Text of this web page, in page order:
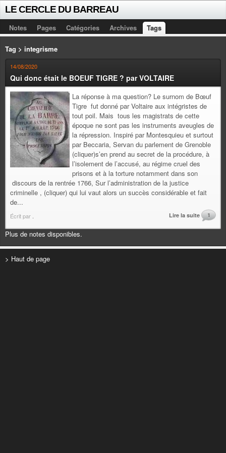
LE CERCLE DU BARREAU
Notes Pages Catégories Archives Tags
Tag > integrisme
14/08/2020
Qui donc était le BOEUF TIGRE ? par VOLTAIRE
La réponse à ma question? Le surnom de Bœuf
Tigre fut donné par Voltaire aux intégristes de
tout poil. Mais tous les magistrats de cette
époque ne sont pas les instruments aveugles de
la répression. Inspiré par Montesquieu et surtout
par Beccaria, Servan du parlement de Grenoble
(cliquer)s’en prend au secret de la procédure, à
l’isolement de l’accusé, au régime cruel des
prisons et à la torture notamment dans son
discours de la rentrée 1766, Sur l’administration de la justice
criminelle , (cliquer) qui lui vaut alors un succès considérable et fait
de...
Écrit par Lire la suite 1
Plus de notes disponibles.
> Haut de page